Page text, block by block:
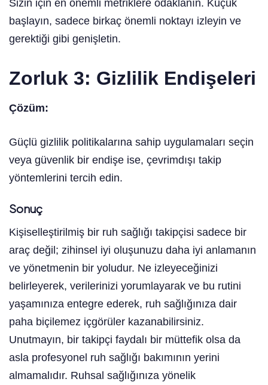
Sizin için en önemli metriklere odaklanın. Küçük
başlayın, sadece birkaç önemli noktayı izleyin ve
gerektiği gibi genişletin.
Zorluk 3: Gizlilik Endişeleri
Çözüm:
Güçlü gizlilik politikalarına sahip uygulamaları seçin
veya güvenlik bir endişe ise, çevrimdışı takip
yöntemlerini tercih edin.
Sonuç
Kişiselleştirilmiş bir ruh sağlığı takipçisi sadece bir
araç değil; zihinsel iyi oluşunuzu daha iyi anlamanın
ve yönetmenin bir yoludur. Ne izleyeceğinizi
belirleyerek, verilerinizi yorumlayarak ve bu rutini
yaşamınıza entegre ederek, ruh sağlığınıza dair
paha biçilemez içgörüler kazanabilirsiniz.
Unutmayın, bir takipçi faydalı bir müttefik olsa da
asla profesyonel ruh sağlığı bakımının yerini
almamalıdır. Ruhsal sağlığınıza yönelik